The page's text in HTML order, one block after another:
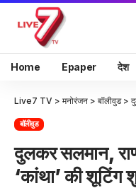
Home Epaper देश
Live7 TV > मनोरंजन > बॉलीवुड>
बॉलीवुड
दुलकर सलमान,
‘कांथा’ की शूटिंग